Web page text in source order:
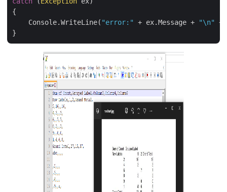
{
    Console.WriteLine(
"error:" + ex.Message + "\n"
+